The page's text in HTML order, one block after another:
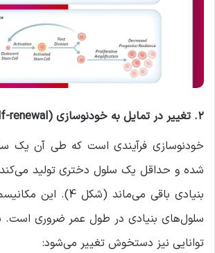
۲. تغییر در تمایل به خودنوسازی (Self-renewal)
خودنوسازی فرآیندی است که طی آن یک
شده و حداقل یک سلول دختری تولید
بنیادی باقی می‌ماند
سلول‌های بنیادی در طول عمر ضروری است.
توانایی نیز دستخوش تغییر می‌شود: